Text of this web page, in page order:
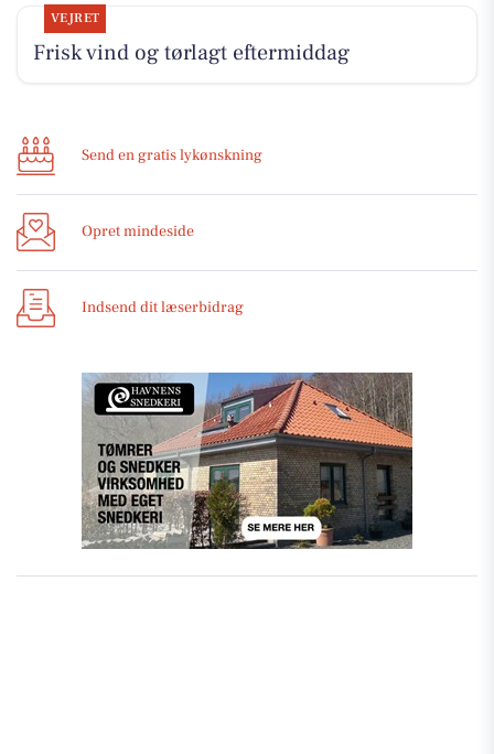
VEJRET
Frisk vind og tørlagt eftermiddag
Send en gratis lykønskning
Opret mindeside
Indsend dit læserbidrag